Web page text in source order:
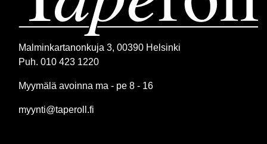
Malminkartanonkuja 3, 00390 Helsinki
Puh. 010 423 1220
Myymälä avoinna ma - pe 8 - 16
myynti@taperoll.fi